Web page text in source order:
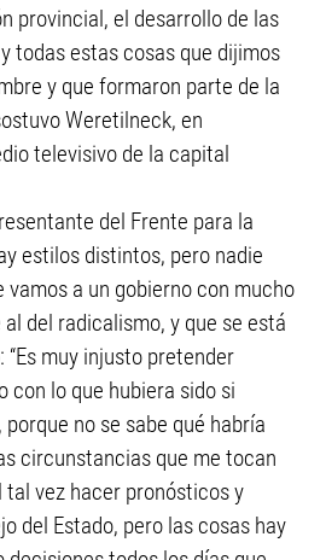
provincial, el desarrollo de las
todas estas cosas que dijimos
y que formaron parte de la
Weretilneck, en
televisivo de la capital
del Frente para la
estilos distintos, pero nadie
vamos a un gobierno con mucho
del radicalismo, y que se está
“Es muy injusto pretender
con lo que hubiera sido si
no se sabe qué habría
circunstancias que me tocan
vez hacer pronósticos y
del Estado, pero las cosas hay